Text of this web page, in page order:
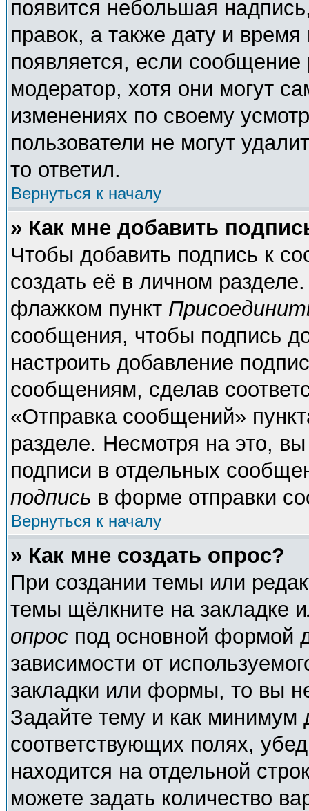
появится небольшая
правок, а также дату и
появляется, если
модератор, хотя они могут
изменениях по своему
пользователи не могут
то ответил.
Вернуться к началу
» Как мне добавить
Чтобы добавить подпись к
создать её в личном
флажком пункт
сообщения, чтобы подпись
настроить добавление
сообщениям, сделав
«Отправка сообщений»
разделе. Несмотря на это,
подписи в отдельных
подпись в форме отправки
Вернуться к началу
» Как мне создать опрос?
При создании темы или
темы щёлкните на закладке
опрос под основной формой
зависимости от
закладки или формы, то вы
Задайте тему и как минимум
соответствующих полях,
находится на отдельной
можете задать количество